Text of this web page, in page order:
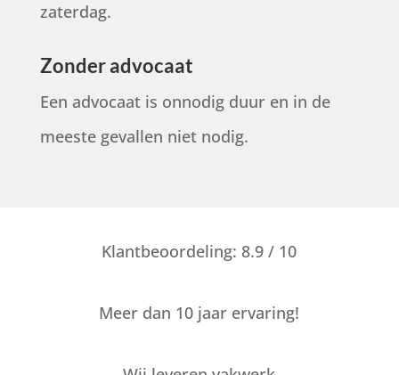
zaterdag.
Zonder advocaat
Een advocaat is onnodig duur en in de
meeste gevallen niet nodig.
Klantbeoordeling: 8.9 / 10
Meer dan 10 jaar ervaring!